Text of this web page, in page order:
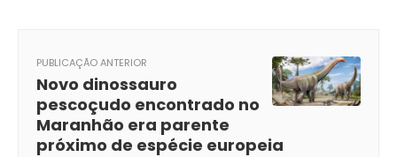
PUBLICAÇÃO ANTERIOR
Novo dinossauro
pescoçudo encontrado no
Maranhão era parente
próximo de espécie europeia